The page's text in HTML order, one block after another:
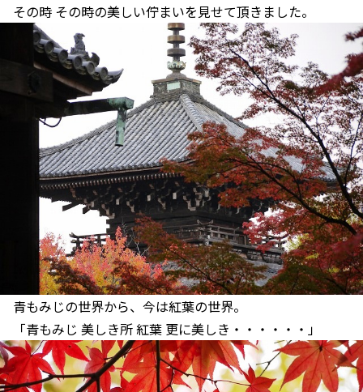
その時 その時の美しい佇まいを見せて頂きました。
青もみじの世界から、今は紅葉の世界。
「青もみじ 美しき所 紅葉 更に美しき・・・・・・」